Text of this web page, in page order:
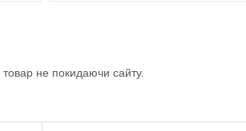
не покидаючи сайту.